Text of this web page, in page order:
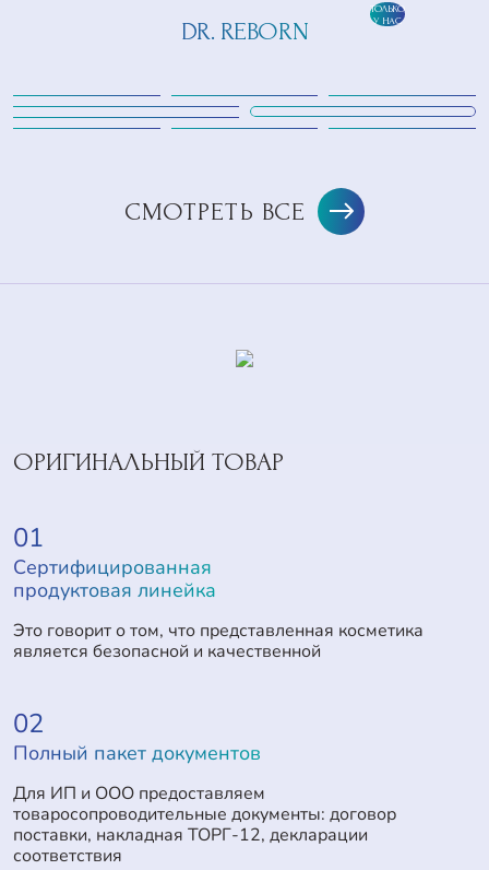
DR. REBORN
ТОЛЬКО
У НАС
СМОТРЕТЬ ВСЕ
ОРИГИНАЛЬНЫЙ ТОВАР
01
Сертифицированная
продуктовая линейка
Это говорит о том, что представленная косметика
является безопасной и качественной
02
Полный пакет документов
Для ИП и ООО предоставляем
товаросопроводительные документы: договор
поставки, накладная ТОРГ-12, декларации
соответствия